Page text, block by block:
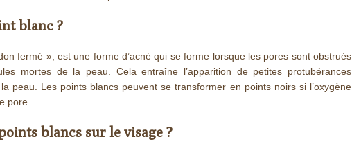
blanc ?
fermé », est une forme d’acné qui se forme lorsque les pores sont obstrués
mortes de la peau. Cela entraîne l’apparition de petites protubérances
peau. Les points blancs peuvent se transformer en points noirs si l’oxygène
pore.
blancs sur le visage ?